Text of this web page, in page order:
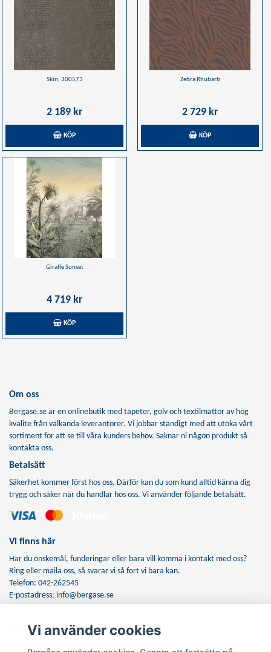
Skin, 300573
2 189 kr
KÖP
Zebra Rhubarb
2 729 kr
KÖP
Giraffe Sunset
4 719 kr
KÖP
Om oss
Bergase.se är en onlinebutik med tapeter, golv och textilmattor av hög
kvalite från välkända leverantörer. Vi jobbar ständigt med att utöka vårt
sortiment för att se till våra kunders behov. Saknar ni någon produkt så
kontakta oss.
Betalsätt
Säkerhet kommer först hos oss. Därför kan du som kund alltid känna dig
trygg och säker när du handlar hos oss. Vi använder följande betalsätt.
Vi finns här
Har du önskemål, funderingar eller bara vill komma i kontakt med oss?
Ring eller maila oss, så svarar vi så fort vi bara kan.
Telefon: 042-262545
E-postadress: info@bergase.se
Anmäl dig till vårt nyhetsbrev
Vi använder cookies